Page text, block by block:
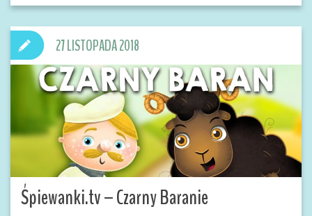
Śpiewanki.tv – Czarny Baranie
27 LISTOPADA 2018